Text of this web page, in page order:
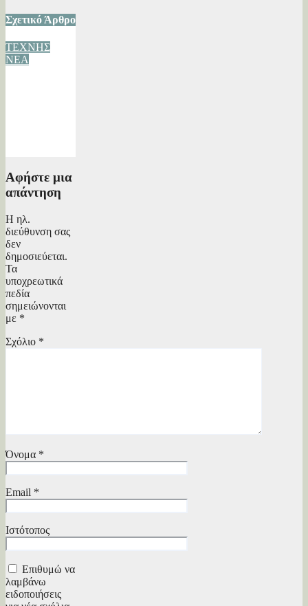
Σχετικό Άρθρο
ΤΕΧΝΗΣ
ΝΕΑ
Αφήστε μια
απάντηση
Η ηλ.
διεύθυνση σας
δεν
δημοσιεύεται.
Τα
υποχρεωτικά
πεδία
σημειώνονται
με *
Σχόλιο *
Όνομα *
Email *
Ιστότοπος
Επιθυμώ να
λαμβάνω
ειδοποιήσεις